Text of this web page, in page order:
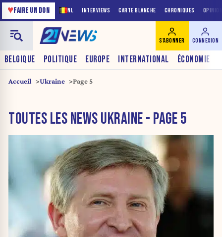
NL INTERVIEWS CARTE BLANCHE CHRONIQUES
♥FAIRE UN DON
BELGIQUE POLITIQUE EUROPE INTERNATIONAL ÉCONOMIE
S'ABONNER CONNEXION
Accueil Ukraine Page 5
TOUTES LES NEWS UKRAINE - PAGE 5